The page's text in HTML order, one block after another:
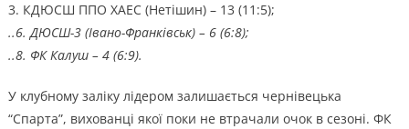
3. КДЮСШ ППО ХАЕС (Нетішин) – 13 (11:5);
..6. ДЮСШ-3 (Івано-Франківськ) – 6 (6:8);
..8. ФК Калуш – 4 (6:9).
У клубному заліку лідером залишається чернівецька
“Спарта”, вихованці якої поки не втрачали очок в сезоні. ФК